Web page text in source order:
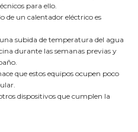
para ello.
de un calentador eléctrico es
una subida de temperatura del agua
durante las semanas previas y
que estos equipos ocupen poco
dispositivos que cumplen la